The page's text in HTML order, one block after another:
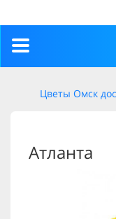
Toggle
Цветы Омск
Атланта